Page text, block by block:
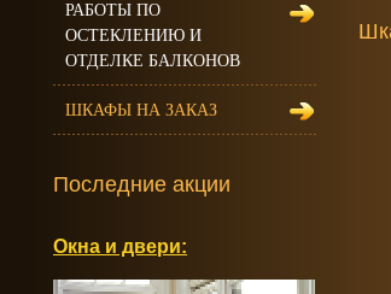
РАБОТЫ ПО
ОСТЕКЛЕНИЮ И
ОТДЕЛКЕ БАЛКОНОВ
ШКАФЫ НА ЗАКАЗ
Последние акции
Окна и двери: